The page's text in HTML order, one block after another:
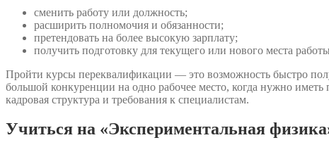
сменить работу или должность;
расширить полномочия и обязанности;
претендовать на более высокую зарплату;
получить подготовку для текущего или нового места
Пройти курсы переквалификации — это возможность быстро
большой конкуренции на одно рабочее место, когда нужно
кадровая структура и требования к специалистам.
Учиться на «Экспериментальная